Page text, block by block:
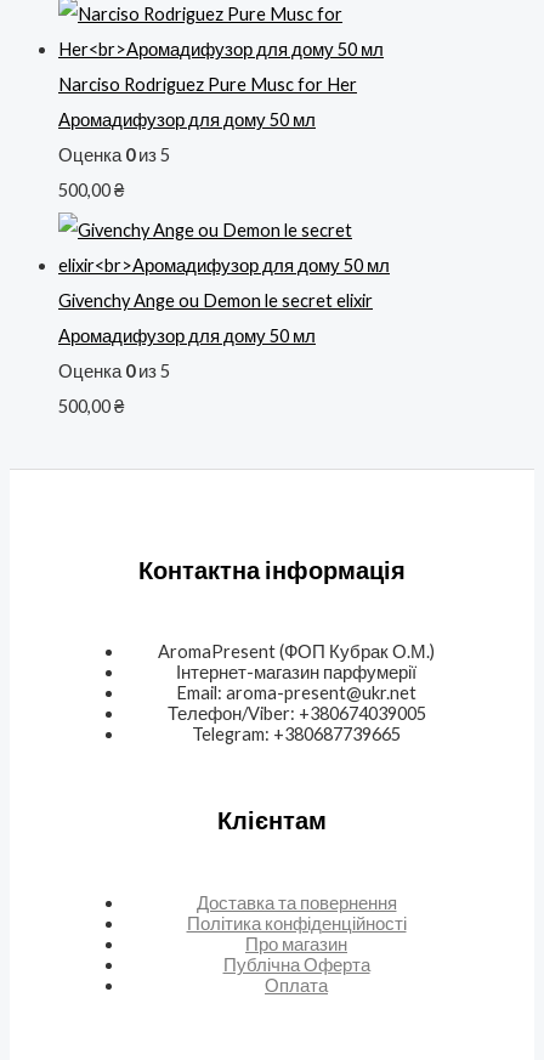
Narciso Rodriguez Pure Musc for Her
Аромадифузор для дому 50 мл
Оценка0из 5
500,00₴
Givenchy Ange ou Demon le secret elixir
Аромадифузор для дому 50 мл
Оценка 0из 5
500,00₴
Контактна інформація
AromaPresent (ФОП Кубрак О.М.)
Інтернет-магазин парфумерії
Email: aroma-present@ukr.net
Телефон/Viber: +380674039005
Telegram: +380687739665
Клієнтам
Доставка та повернення
Політика конфіденційності
Про магазин
Публічна Оферта
Оплата